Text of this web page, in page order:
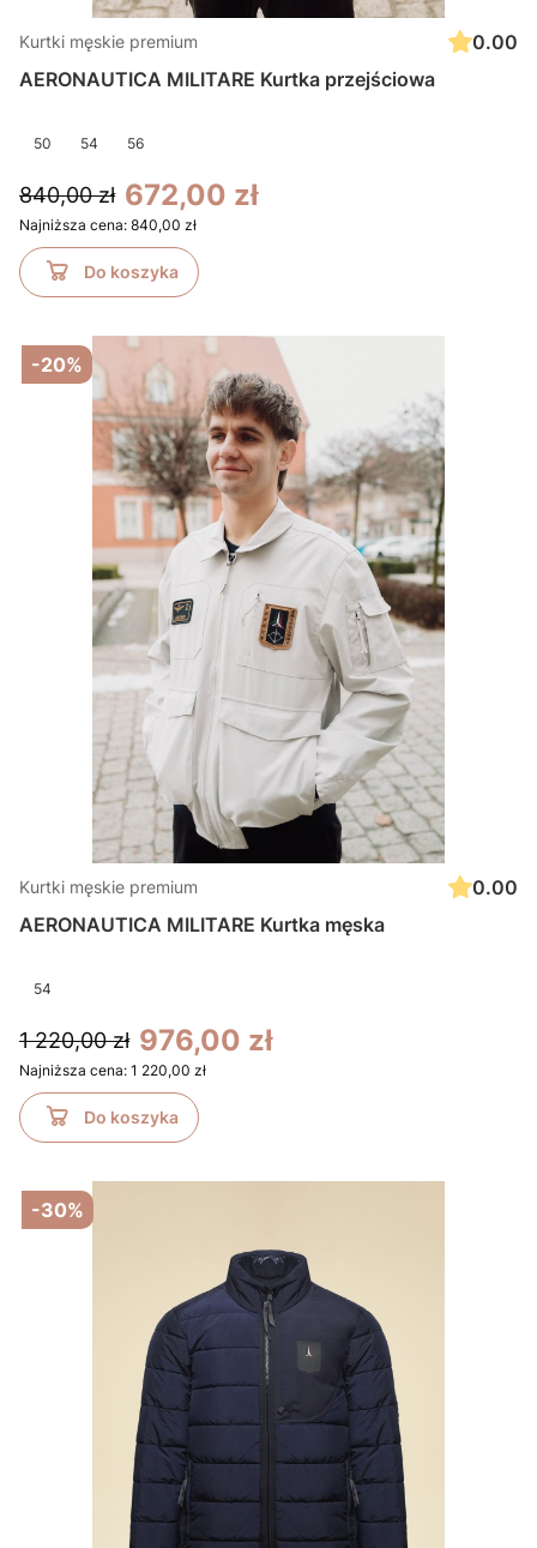
Kurtki męskie premium
0.00
AERONAUTICA MILITARE Kurtka przejściowa
50 54 56
840,00 zł 672,00 zł
Najniższa cena: 840,00 zł
Do koszyka
-20%
Kurtki męskie premium
0.00
AERONAUTICA MILITARE Kurtka męska
54
1 220,00 zł 976,00 zł
Najniższa cena: 1 220,00 zł
Do koszyka
-30%